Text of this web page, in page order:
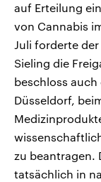
auf Erteilung
von Cannabis
Juli forderte
Sieling die
beschloss
Düsseldorf,
zu beantragen.
tatsächlich in